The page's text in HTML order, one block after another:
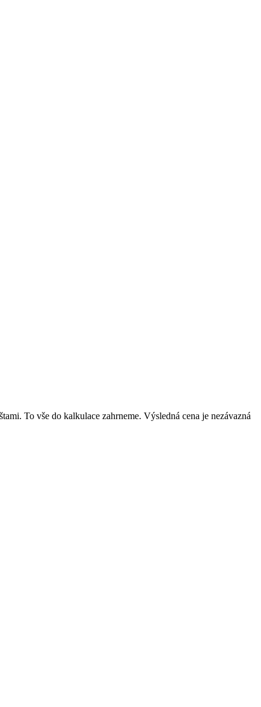
To vše do kalkulace zahrneme. Výsledná cena je nezávazná